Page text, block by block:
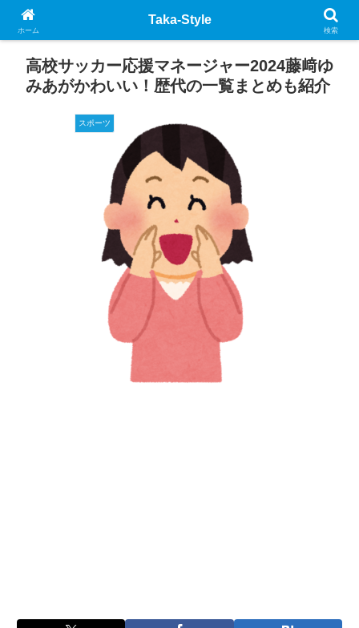
高校サッカー応援マネージャー2024藤﨑ゆ
みあがかわいい！歴代の一覧まとめも紹介
スポーツ
ホーム
Taka-Style
検索